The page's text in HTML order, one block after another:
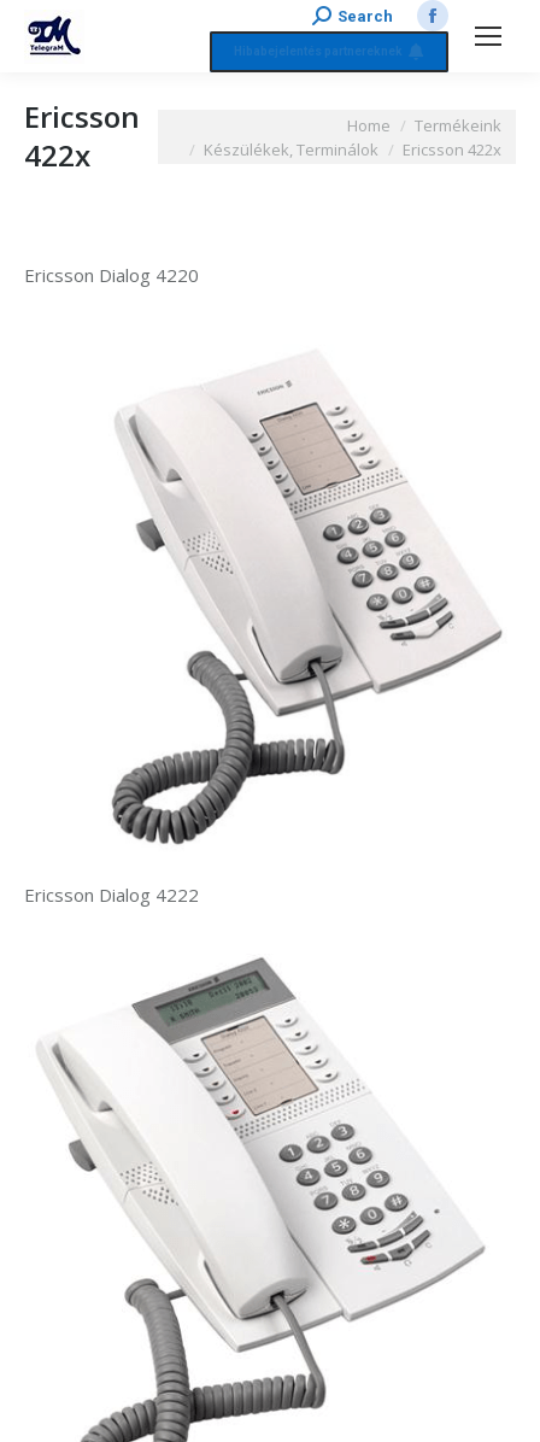
Search:
Search
Facebook
in
new
Hibabejelentés partnereknek
Ericsson
422x
Home
Termékeink
Készülékek, Terminálok
Ericsson 422x
Ericsson Dialog 4220
Ericsson Dialog 4222